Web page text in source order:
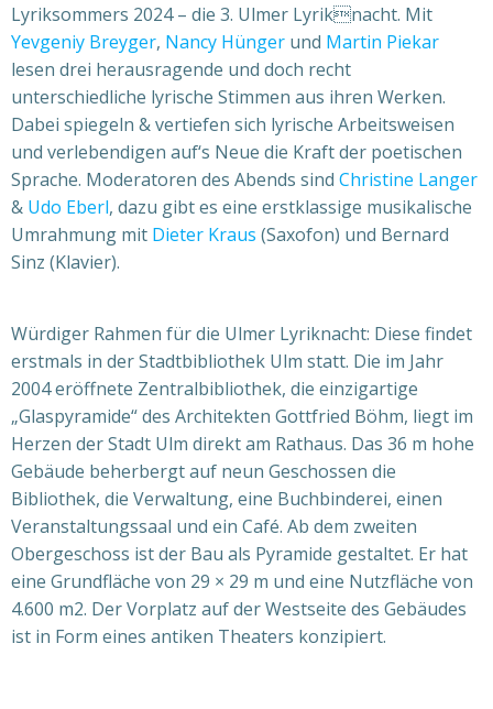
Lyriksommers 2024 – die 3. Ulmer Lyriknacht. Mit
Yevgeniy Breyger, Nancy Hünger und Martin Piekar
lesen drei herausragende und doch recht
unterschiedliche lyrische Stimmen aus ihren Werken.
Dabei spiegeln & vertiefen sich lyrische Arbeitsweisen
und verlebendigen auf‘s Neue die Kraft der poetischen
Sprache. Moderatoren des Abends sind Christine Langer
& Udo Eberl, dazu gibt es eine erstklassige musikalische
Umrahmung mit Dieter Kraus (Saxofon) und Bernard
Sinz (Klavier).
Würdiger Rahmen für die Ulmer Lyriknacht: Diese findet
erstmals in der Stadtbibliothek Ulm statt. Die im Jahr
2004 eröffnete Zentralbibliothek, die einzigartige
„Glaspyramide“ des Architekten Gottfried Böhm, liegt im
Herzen der Stadt Ulm direkt am Rathaus. Das 36 m hohe
Gebäude beherbergt auf neun Geschossen die
Bibliothek, die Verwaltung, eine Buchbinderei, einen
Veranstaltungssaal und ein Café. Ab dem zweiten
Obergeschoss ist der Bau als Pyramide gestaltet. Er hat
eine Grundfläche von 29 × 29 m und eine Nutzfläche von
4.600 m2. Der Vorplatz auf der Westseite des Gebäudes
ist in Form eines antiken Theaters konzipiert.